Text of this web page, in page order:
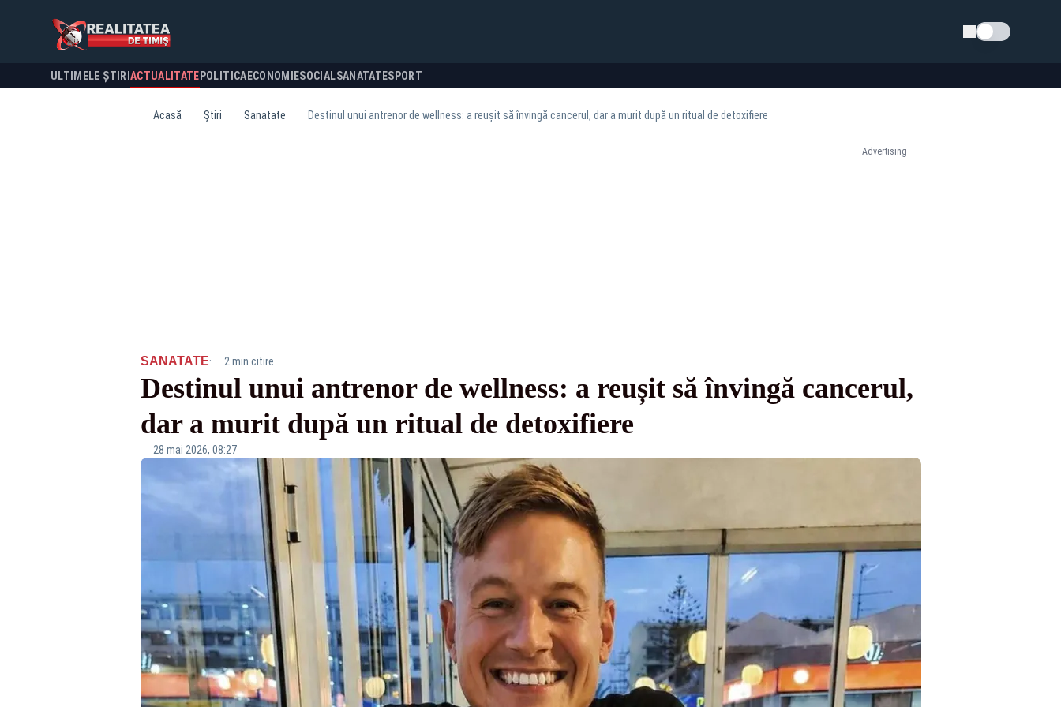
Schimba tema
ULTIMELE ȘTIRI ACTUALITATE POLITICA ECONOMIESOCIALSANATATESPORT
Acasă Știri Sanatate Destinul unui antrenor de wellness: a reușit să învingă cancerul, dar a murit după un ritual de detoxifiere
Advertising
SANATATE· 2 min citire
Destinul unui antrenor de wellness: a reușit să învingă cancerul,
dar a murit după un ritual de detoxifiere
28 mai 2026, 08:27